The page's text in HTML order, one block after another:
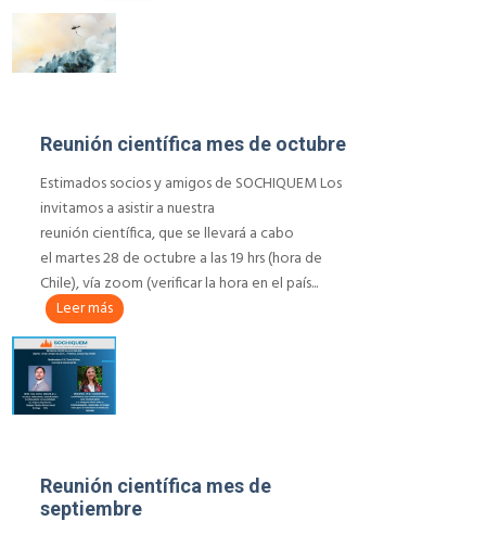
Reunión científica mes de octubre
Estimados socios y amigos de SOCHIQUEM Los
invitamos a asistir a nuestra
reunión científica, que se llevará a cabo
el martes 28 de octubre a las 19 hrs (hora de
Chile), vía zoom (verificar la hora en el país...
Leer más
Reunión científica mes de
septiembre